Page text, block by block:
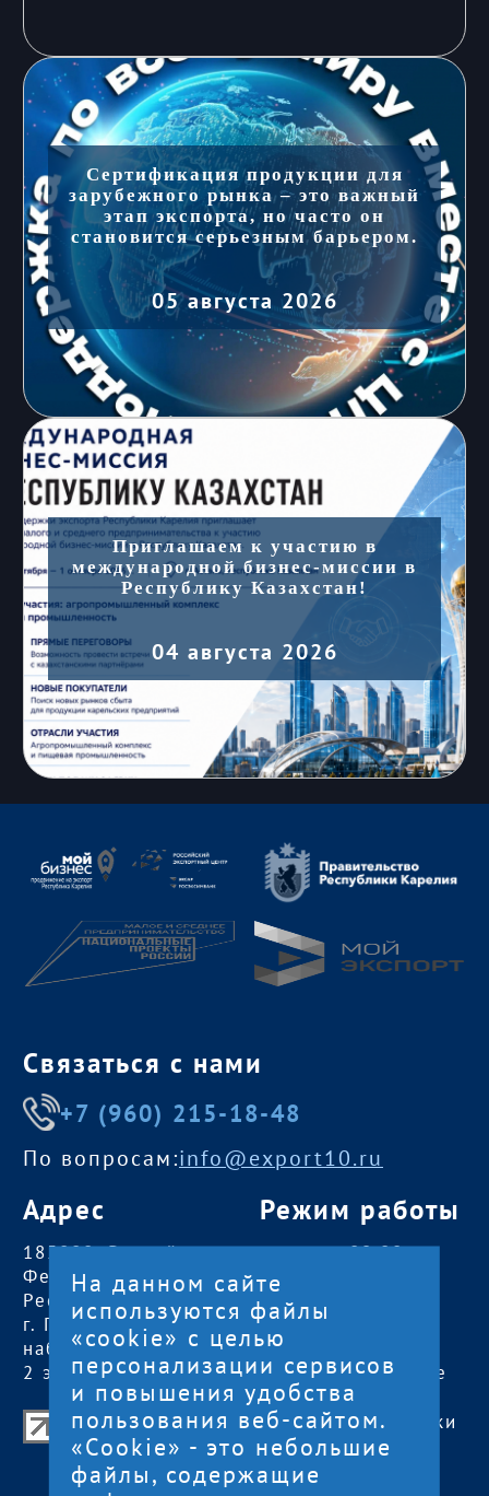
Сертификация продукции для
зарубежного рынка – это важный
этап экспорта, но часто он
становится серьезным барьером.
05 августа 2026
Приглашаем к участию в
международной бизнес-миссии в
Республику Казахстан!
04 августа 2026
Связаться с нами
+7 (960) 215-18-48
По вопросам:info@export10.ru
Адрес
185000, Российская
Федерация,
Республика Карелия
г. Петрозаводск,
наб. Гюллинга, 11 /
2 этаж, офис 2
Режим работы
пн — чт:09:00 —
18:00
пт:09:00 — 17:00
обед с 13:00 до
14:00
сб, вс— выходные
Центр поддержки экспорта Республики
Карелия
© 2012—2024
На данном сайте
используются файлы
«cookie» с целью
персонализации сервисов
и повышения удобства
пользования веб-сайтом.
«Cookie» - это небольшие
файлы, содержащие